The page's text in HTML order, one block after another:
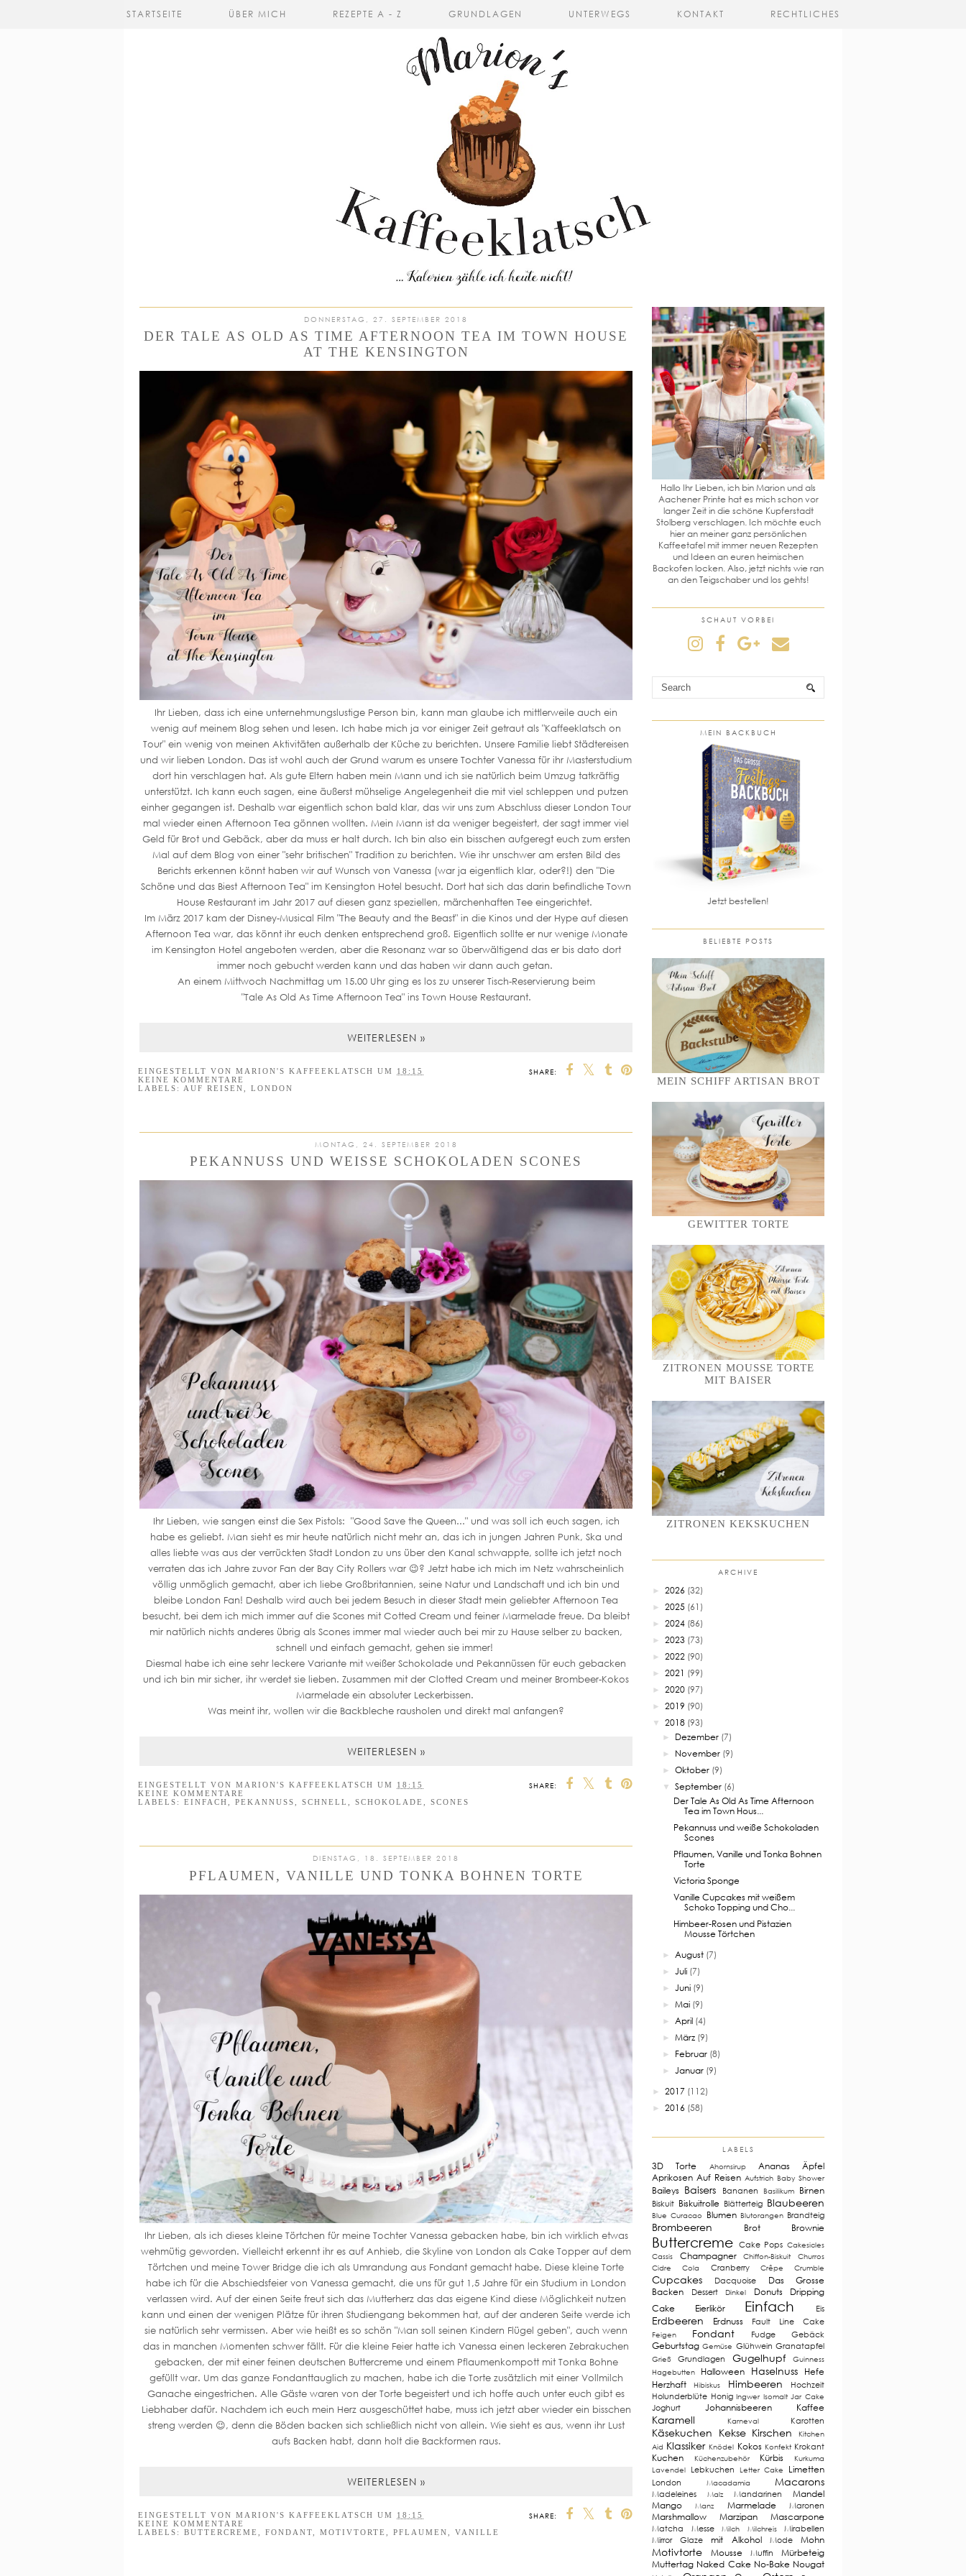
STARTSEITE ÜBER MICH REZEPTE A - Z GRUNDLAGEN UNTERWEGS KONTAKT RECHTLICHES
DONNERSTAG, 27. SEPTEMBER 2018
DER TALE AS OLD AS TIME AFTERNOON TEA IM TOWN HOUSE
AT THE KENSINGTON
Ihr Lieben, dass ich eine unternehmungslustige Person bin, kann man glaube ich mittlerweile auch ein
wenig auf meinem Blog sehen und lesen. Ich habe mich ja vor einiger Zeit getraut als "Kaffeeklatsch on
Tour" ein wenig von meinen Aktivitäten außerhalb der Küche zu berichten. Unsere Familie liebt Städtereisen
und wir lieben London. Das ist wohl auch der Grund warum es unsere Tochter Vanessa für ihr Masterstudium
dort hin verschlagen hat. Als gute Eltern haben mein Mann und ich sie natürlich beim Umzug tatkräftig
unterstützt. Ich kann euch sagen, eine äußerst mühselige Angelegenheit die mit viel schleppen und putzen
einher gegangen ist. Deshalb war eigentlich schon bald klar, das wir uns zum Abschluss dieser London Tour
mal wieder einen Afternoon Tea gönnen wollten. Mein Mann ist da weniger begeistert, der sagt immer viel
Geld für Brot und Gebäck, aber da muss er halt durch. Ich bin also ein bisschen aufgeregt euch zum ersten
Mal auf dem Blog von einer "sehr britischen" Tradition zu berichten. Wie ihr unschwer am ersten Bild des
Berichts erkennen könnt haben wir auf Wunsch von Vanessa (war ja eigentlich klar, oder?!) den "Die
Schöne und das Biest Afternoon Tea" im Kensington Hotel besucht. Dort hat sich das darin befindliche Town
House Restaurant im Jahr 2017 auf diesen ganz speziellen, märchenhaften Tee eingerichtet.
Im März 2017 kam der Disney-Musical Film "The Beauty and the Beast" in die Kinos und der Hype auf diesen
Afternoon Tea war, das könnt ihr euch denken entsprechend groß. Eigentlich sollte er nur wenige Monate
im Kensington Hotel angeboten werden, aber die Resonanz war so überwältigend das er bis dato dort
immer noch gebucht werden kann und das haben wir dann auch getan.
An einem Mittwoch Nachmittag um 15.00 Uhr ging es los zu unserer Tisch-Reservierung beim
"Tale As Old As Time Afternoon Tea" ins Town House Restaurant.
WEITERLESEN »
SHARE:
EINGESTELLT VON MARION'S KAFFEEKLATSCH UM 18:15
KEINE KOMMENTARE
LABELS: AUF REISEN LONDON
MONTAG, 24. SEPTEMBER 2018
PEKANNUSS UND WEISSE SCHOKOLADEN SCONES
Ihr Lieben, wie sangen einst die Sex Pistols: "Good Save the Queen..." und was soll ich euch sagen, ich
habe es geliebt. Man sieht es mir heute natürlich nicht mehr an, das ich in jungen Jahren Punk, Ska und
alles liebte was aus der verrückten Stadt London zu uns über den Kanal schwappte, sollte ich jetzt noch
verraten das ich Jahre zuvor Fan der Bay City Rollers war 😉? Jetzt habe ich mich im Netz wahrscheinlich
völlig unmöglich gemacht, aber ich liebe Großbritannien, seine Natur und Landschaft und ich bin und
bleibe London Fan! Deshalb wird auch bei jedem Besuch in dieser Stadt mein geliebter Afternoon Tea
besucht, bei dem ich mich immer auf die Scones mit Cotted Cream und feiner Marmelade freue. Da bleibt
mir natürlich nichts anderes übrig als Scones immer mal wieder auch bei mir zu Hause selber zu backen,
schnell und einfach gemacht, gehen sie immer!
Diesmal habe ich eine sehr leckere Variante mit weißer Schokolade und Pekannüssen für euch gebacken
und ich bin mir sicher, ihr werdet sie lieben. Zusammen mit der Clotted Cream und meiner Brombeer-Kokos
Marmelade ein absoluter Leckerbissen.
Was meint ihr, wollen wir die Backbleche rausholen und direkt mal anfangen?
WEITERLESEN »
SHARE:
EINGESTELLT VON MARION'S KAFFEEKLATSCH UM 18:15
KEINE KOMMENTARE
LABELS: EINFACH, PEKANNUSS, SCHNELL , SCHOKOLADE , SCONES
DIENSTAG, 18. SEPTEMBER 2018
PFLAUMEN, VANILLE UND TONKA BOHNEN TORTE
Ihr Lieben, als ich dieses kleine Törtchen für meine Tochter Vanessa gebacken habe, bin ich wirklich etwas
wehmütig geworden. Vielleicht erkennt ihr es auf Anhieb, die Skyline von London als Cake Topper auf dem
Törtchen und meine Tower Bridge die ich als Umrandung aus Fondant gemacht habe. Diese kleine Torte
habe ich für die Abschiedsfeier von Vanessa gemacht, die uns für gut 1,5 Jahre für ein Studium in London
verlassen wird. Auf der einen Seite freut sich das Mutterherz das das eigene Kind diese Möglichkeit nutzen
kann und einen der wenigen Plätze für ihren Studiengang bekommen hat, auf der anderen Seite werde ich
sie natürlich sehr vermissen. Aber wie heißt es so schön "Man soll seinen Kindern Flügel geben", auch wenn
das in manchen Momenten schwer fällt. Für die kleine Feier hatte ich Vanessa einen leckeren Zebrakuchen
gebacken, der mit einer feinen deutschen Buttercreme und einem Pflaumenkompott mit Tonka Bohne
gefüllt war. Um das ganze Fondanttauglich zu machen, habe ich die Torte zusätzlich mit einer Vollmilch
Ganache eingestrichen. Alle Gäste waren von der Torte begeistert und ich hoffe auch unter euch gibt es
Liebhaber dafür. Nachdem ich euch mein Herz ausgeschüttet habe, muss ich jetzt aber wieder ein bisschen
streng werden 😉, denn die Böden backen sich schließlich nicht von allein. Wie sieht es aus, wenn ihr Lust
aufs Backen habt, dann holt die Backformen raus.
WEITERLESEN »
SHARE:
EINGESTELLT VON MARION'S KAFFEEKLATSCH UM 18:15
KEINE KOMMENTARE
LABELS: BUTTERCREME FONDANT MOTIVTORTE PFLAUMEN VANILLE
Hallo Ihr Lieben, ich bin Marion und als
Aachener Printe hat es mich schon vor
langer Zeit in die schöne Kupferstadt
Stolberg verschlagen. Ich möchte euch
hier an meiner ganz persönlichen
Kaffeetafel mit immer neuen Rezepten
und Ideen an euren heimischen
Backofen locken. Also, jetzt nichts wie ran
an den Teigschaber und los gehts!
SCHAUT VORBEI
MEIN BACKBUCH
Jetzt bestellen!
BELIEBTE POSTS
MEIN SCHIFF ARTISAN BROT
GEWITTER TORTE
ZITRONEN MOUSSE TORTE
MIT BAISER
ZITRONEN KEKSKUCHEN
ARCHIVE
► 2026 (32)
► 2025 (61)
► 2024 (86)
► 2023 (73)
► 2022 (90)
► 2021 (99)
► 2020 (97)
► 2019 (90)
▼ 2018 (93)
► Dezember (7)
► November (9)
►Oktober (9)
▼ September (6)
Der Tale As Old As Time Afternoon
Tea im Town Hous...
Pekannuss und weiße Schokoladen
Scones
Pflaumen, Vanille und Tonka Bohnen
Torte
Victoria Sponge
Vanille Cupcakes mit weißem
Schoko Topping und Cho...
Himbeer-Rosen und Pistazien
Mousse Törtchen
►August (7)
►Juli (7)
►Juni (9)
►Mai (9)
►April (4)
►März (9)
► Februar (8)
►Januar (9)
► 2017 (112)
► 2016 (58)
LABELS
3D Torte Ahornsirup Ananas
Äpfel
Aprikosen Auf Reisen Aufstrich Baby Shower
Baileys Baisers Bananen Basilikum Birnen
Biskuit Biskuitrolle Blätterteig Blaubeeren
Blue Curacao Blumen Blutorangen Brandteig
Brombeeren Brot Brownie
Buttercreme Cake Pops Cakesicles
Cassis
Champagner Chiffon-Biskuit
Churros
Cidre
Cola Cranberry Crêpe Crumble
Cupcakes Dacquoise
Das Grosse
Backen
Dessert Dinkel Donuts
Dripping
Cake
Eierlikör Einfach Eis
Erdbeeren Erdnuss Fault Line Cake
Feigen Fondant Fudge Gebäck
Geburtstag Gemüse Glühwein Granatapfel
Grieß Grundlagen Gugelhupf
Guinness
Hagebutten
Halloween Haselnuss
Hefe
Herzhaft
Hibiskus Himbeeren
Hochzeit
Holunderblüte Honig Ingwer Isomalt Jar Cake
Joghurt Johannisbeeren Kaffee
Karamell Karneval Karotten
Käsekuchen Kekse Kirschen
Kitchen
Aid Klassiker Knödel Kokos Konfekt Krokant
Kuchen Küchenzubehör Kürbis
Kurkuma
Lavendel
Lebkuchen Letter Cake Limetten
London Macadamia Macarons
Madeleines Malz Mandarinen
Mandel
Mango
Manz Marmelade Maronen
Marshmallow Marzipan Mascarpone
Matcha Messe Milch Milchreis
Mirabellen
Mirror Glaze
mit Alkohol Mode Mohn
Motivtorte Mousse Muffin
Mürbeteig
Muttertag Naked Cake No-Bake Nougat